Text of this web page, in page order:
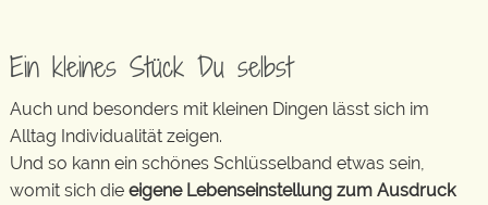
Ein kleines Stück Du selbst
Auch und besonders mit kleinen Dingen lässt sich im
Alltag Individualität zeigen.
Und so kann ein schönes Schlüsselband etwas sein,
womit sich die eigene Lebenseinstellung zum Ausdruck